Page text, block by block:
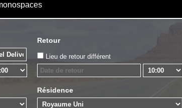
Retour
Lieu de retour différent
Résidence